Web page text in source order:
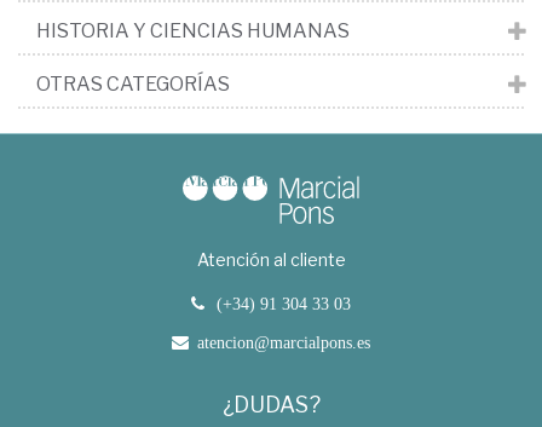
HISTORIA Y CIENCIAS HUMANAS
OTRAS CATEGORÍAS
Atención al cliente
(+34) 91 304 33 03
atencion@marcialpons.es
¿DUDAS?